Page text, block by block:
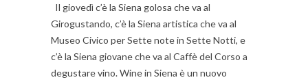
Il giovedì c’è la Siena golosa che va al
Girogustando, c’è la Siena artistica che va al
Museo Civico per Sette note in Sette Notti, e
c’è la Siena giovane che va al Caffè del Corso a
degustare vino. Wine in Siena è un nuovo